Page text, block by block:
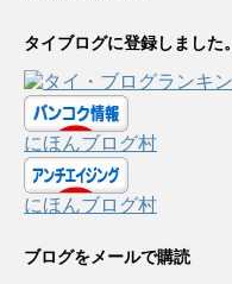
タイブログに登録しました。
にほんブログ村
にほんブログ村
ブログをメールで購読